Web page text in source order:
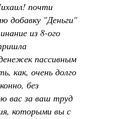
почти
добавку "Деньги"
из 8-ого
пассивным
как, очень долго
без
вас за ваш труд
которыми вы с